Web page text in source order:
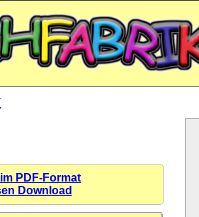
PDF-Format
Download